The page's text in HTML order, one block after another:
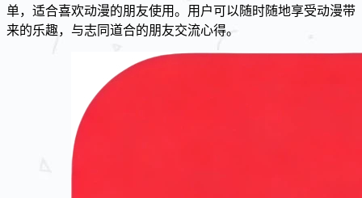
单，适合喜欢动漫的朋友使用。用户可以随时随地享受动漫带
来的乐趣，与志同道合的朋友交流心得。